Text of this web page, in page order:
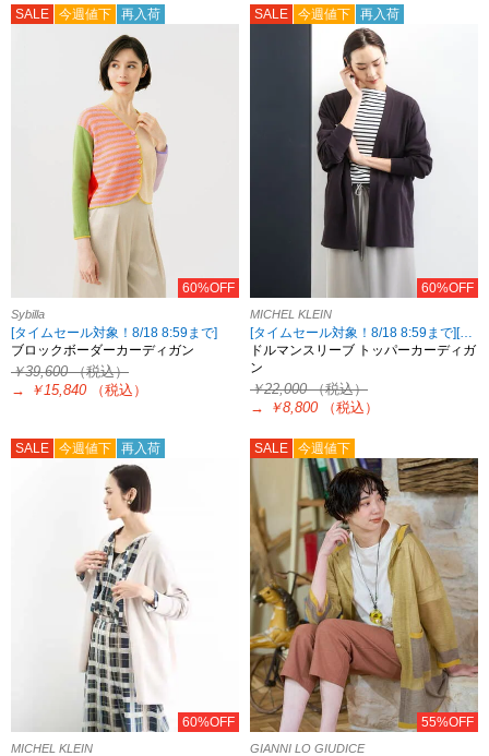
SALE 今週値下 再入荷
60%OFF
Sybilla
[タイムセール対象！8/18 8:59まで]
ブロックボーダーカーディガン
￥39,600（税込）
→
￥15,840 （税込）
SALE 今週値下 再入荷
60%OFF
MICHEL KLEIN
[タイムセール対象！8/18 8:59まで][2点10%OFF対象！MICHEL KLEIN限定 8/18 8:59まで]
ドルマンスリーブ トッパーカーディガ
ン
￥22,000（税込）
→
￥8,800 （税込）
SALE 今週値下 再入荷
60%OFF
MICHEL KLEIN
SALE 今週値下
55%OFF
GIANNI LO GIUDICE